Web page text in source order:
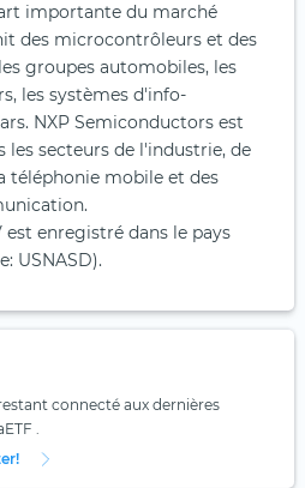
importante du marché
des microcontrôleurs et des
groupes automobiles, les
les systèmes d'info-
NXP Semiconductors est
les secteurs de l'industrie, de
téléphonie mobile et des
enregistré dans le pays
USNASD).
connecté aux dernières
.